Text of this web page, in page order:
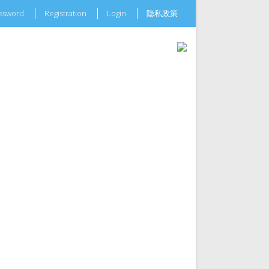
Registration Login 隐私政策